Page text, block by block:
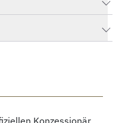
Konzessionär